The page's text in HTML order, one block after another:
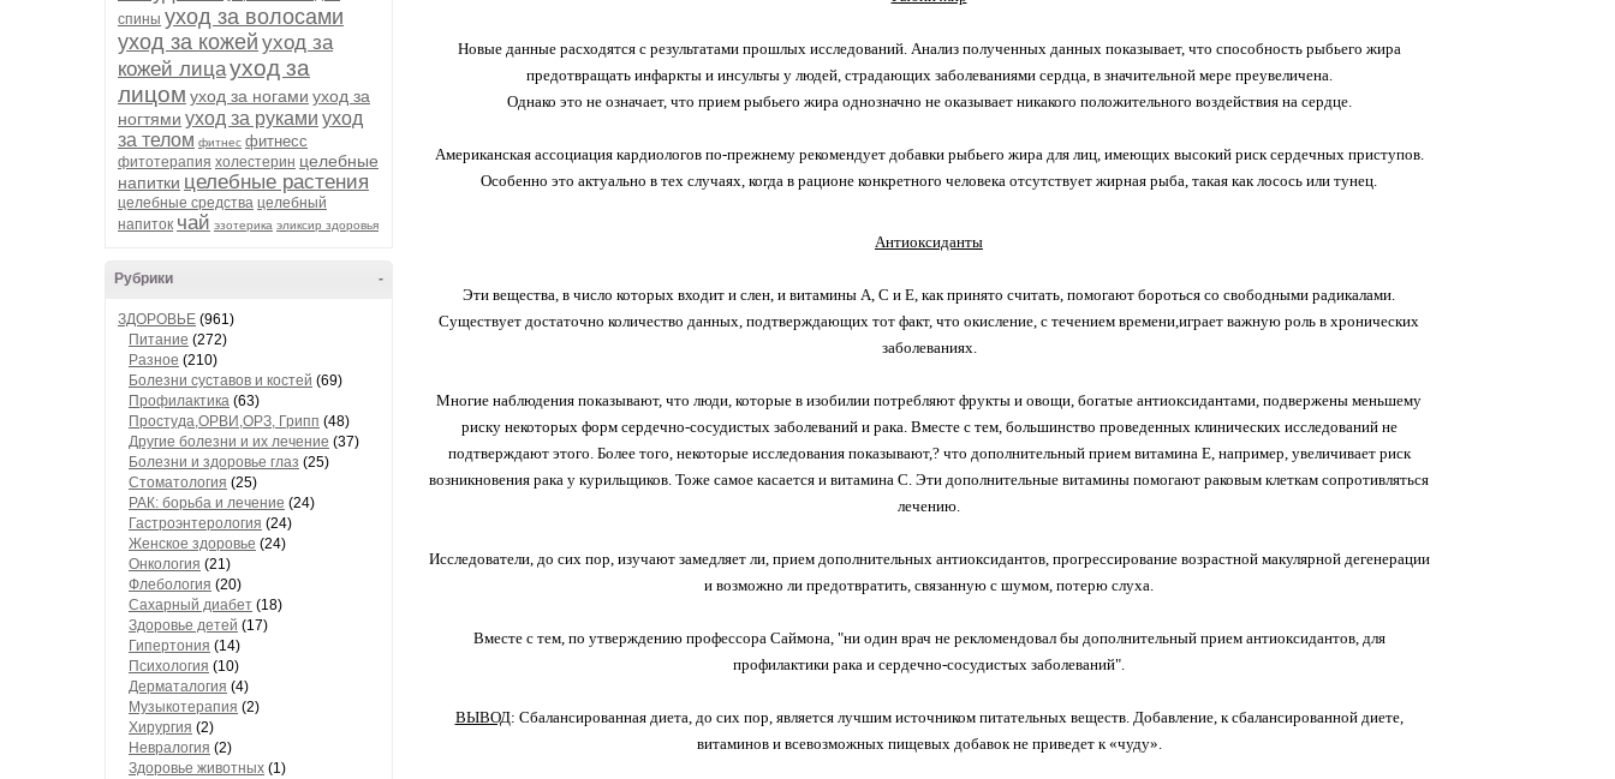
спины уход за волосами
уход за кожей уход за
кожей лицауход за
лицом уход за ногами уход за
ногтями уход за руками уход
за телом фитнес фитнесс
фитотерапия холестерин целебные
напитки целебные растения
целебные средства целебный
напиток чай эзотерика эликсир здоровья
-
Рубрики
ЗДОРОВЬЕ (961)
Питание (272)
Разное (210)
Болезни суставов и костей (69)
Профилактика (63)
Простуда,ОРВИ,ОРЗ, Грипп (48)
Другие болезни и их лечение (37)
Болезни и здоровье глаз (25)
Стоматология (25)
РАК: борьба и лечение (24)
Гастроэнтерология (24)
Женское здоровье (24)
Онкология (21)
Флебология (20)
Сахарный диабет (18)
Здоровье детей (17)
Гипертония (14)
Психология (10)
Дерматалогия (4)
Музыкотерапия (2)
Хирургия (2)
Невралогия (2)
Здоровье животных (1)
Новые данные расходятся с результатами прошлых исследований. Анализ полученных данных показывает, что способность рыбьего жира
предотвращать инфаркты и инсульты у людей, страдающих заболеваниями сердца, в значительной мере преувеличена.
Однако это не означает, что прием рыбьего жира однозначно не оказывает никакого положительного воздействия на сердце.
Американская ассоциация кардиологов по-прежнему рекомендует добавки рыбьего жира для лиц, имеющих высокий риск сердечных приступов.
Особенно это актуально в тех случаях, когда в рационе конкретного человека отсутствует жирная рыба, такая как лосось или тунец.
Антиоксиданты
Эти вещества, в число которых входит и слен, и витамины А, С и Е, как принято считать, помогают бороться со свободными радикалами.
Существует достаточно количество данных, подтверждающих тот факт, что окисление, с течением времени,играет важную роль в хронических
заболеваниях.
Многие наблюдения показывают, что люди, которые в изобилии потребляют фрукты и овощи, богатые антиоксидантами, подвержены меньшему
риску некоторых форм сердечно-сосудистых заболеваний и рака. Вместе с тем, большинство проведенных клинических исследований не
подтверждают этого. Более того, некоторые исследования показывают,? что дополнительный прием витамина Е, например, увеличивает риск
возникновения рака у курильщиков. Тоже самое касается и витамина С. Эти дополнительные витамины помогают раковым клеткам сопротивляться
лечению.
Исследователи, до сих пор, изучают замедляет ли, прием дополнительных антиоксидантов, прогрессирование возрастной макулярной дегенерации
и возможно ли предотвратить, связанную с шумом, потерю слуха.
Вместе с тем, по утверждению профессора Саймона, "ни один врач не рекломендовал бы дополнительный прием антиоксидантов, для
профилактики рака и сердечно-сосудистых заболеваний".
ВЫВОД: Сбалансированная диета, до сих пор, является лучшим источником питательных веществ. Добавление, к сбалансированной диете,
витаминов и всевозможных пищевых добавок не приведет к «чуду».